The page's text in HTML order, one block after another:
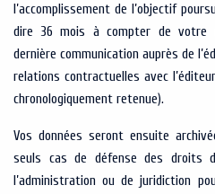
l’accomplissement de l’objectif
dire 36 mois à compter de votre
dernière communication auprès de
relations contractuelles avec
chronologiquement retenue).
Vos données seront ensuite
seuls cas de défense des droits
l’administration ou de juridiction